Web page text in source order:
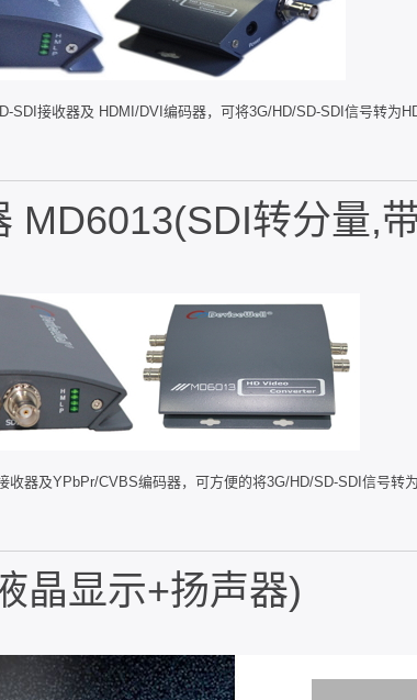
接收器及 HDMI/DVI编码器，可将3G/HD/SD-SDI信号转为
MD6013(SDI转分量,
器及YPbPr/CVBS编码器，可方便的将3G/HD/SD-SDI信号转
晶显示+扬声器)